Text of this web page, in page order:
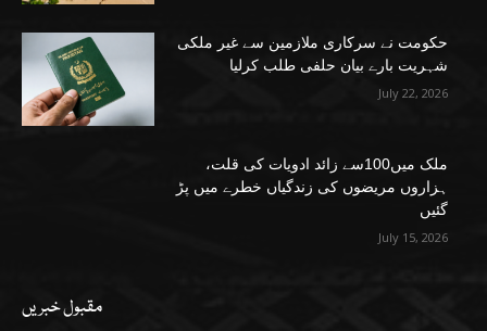
حکومت نے سرکاری ملازمین سے غیر ملکی
شہریت بارے بیان حلفی طلب کرلیا
July 22, 2026
ملک میں100سے زائد ادویات کی قلت،
ہزاروں مریضوں کی زندگیاں خطرے میں پڑ
گئیں
July 15, 2026
مقبول خبریں